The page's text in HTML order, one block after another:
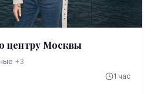
центру Москвы
+3
1 час